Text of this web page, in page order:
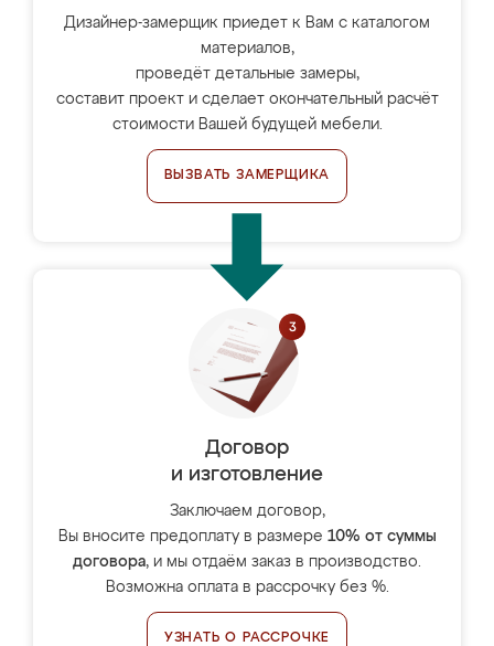
Дизайнер-замерщик приедет к Вам с каталогом
материалов,
проведёт детальные замеры,
составит проект и сделает окончательный расчёт
стоимости Вашей будущей мебели.
ВЫЗВАТЬ ЗАМЕРЩИКА
Договор
и изготовление
Заключаем договор,
Вы вносите предоплату в размере 10% от суммы
договора, и мы отдаём заказ в производство.
Возможна оплата в рассрочку без %.
УЗНАТЬ О РАССРОЧКЕ